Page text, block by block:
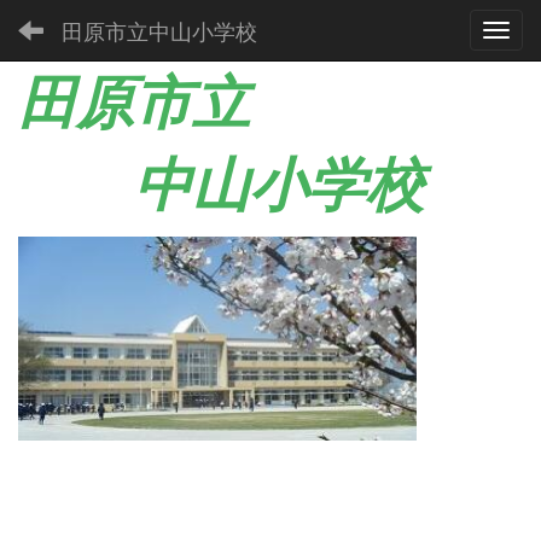
田原市立中山小学校
田原市立
中山小学校